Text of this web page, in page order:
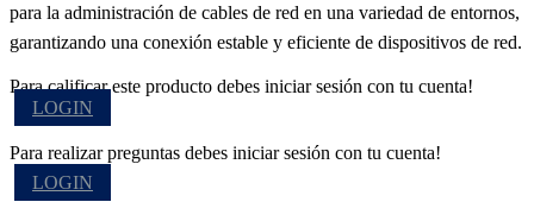
para la administración de cables de red en una variedad de entornos,
garantizando una conexión estable y eficiente de dispositivos de red.
Para calificar este producto debes iniciar sesión con tu cuenta!
LOGIN
Para realizar preguntas debes iniciar sesión con tu cuenta!
LOGIN